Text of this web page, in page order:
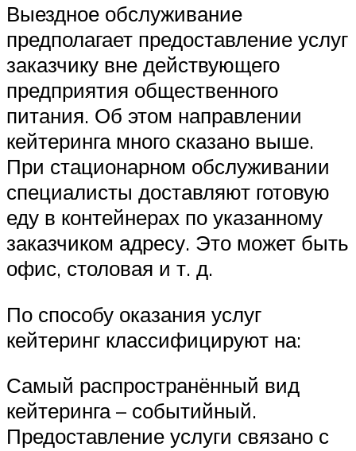
Выездное обслуживание
предполагает предоставление услуг
заказчику вне действующего
предприятия общественного
питания. Об этом направлении
кейтеринга много сказано выше.
При стационарном обслуживании
специалисты доставляют готовую
еду в контейнерах по указанному
заказчиком адресу. Это может быть
офис, столовая и т. д.
По способу оказания услуг
кейтеринг классифицируют на:
Самый распространённый вид
кейтеринга – событийный.
Предоставление услуги связано с